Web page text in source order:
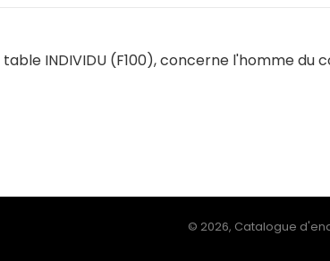
INDIVIDU (F100), concerne l'homme du
© 2026, Catalogue